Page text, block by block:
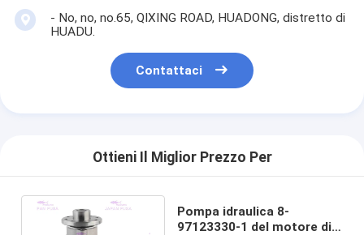
- No, no, no.65, QIXING ROAD, HUADONG, distretto di
HUADU.
Contattaci
Ottieni Il Miglior Prezzo Per
Pompa idraulica 8-
97123330-1 del motore di